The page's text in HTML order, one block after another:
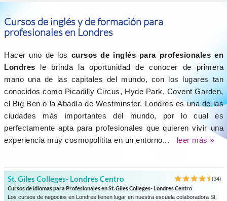
Cursos de inglés y de formación para
profesionales en Londres
Hacer uno de los cursos de inglés para profesionales en
Londres le brinda la oportunidad de conocer de primera
mano una de las capitales del mundo, con los lugares tan
conocidos como Picadilly Circus, Hyde Park, Covent Garden,
el Big Ben o la Abadía de Westminster. Londres es una de las
ciudades más importantes del mundo, por lo cual es
perfectamente apta para profesionales que quieren vivir una
experiencia muy cosmopolitita en un entorno...
leer más »
St. Giles Colleges- Londres Centro
(34)
Cursos de idiomas para Profesionales en St. Giles Colleges- Londres Centro
Los cursos de negocios en Londres tienen lugar en nuestra escuela colaboradora St.